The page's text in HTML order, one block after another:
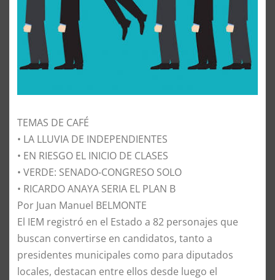
TEMAS DE CAFÉ
• LA LLUVIA DE INDEPENDIENTES
• EN RIESGO EL INICIO DE CLASES
• VERDE: SENADO-CONGRESO SOLO
• RICARDO ANAYA SERIA EL PLAN B
Por Juan Manuel BELMONTE
​El IEM registró en el Estado a 82 personajes que
buscan convertirse en candidatos, tanto a
presidentes municipales como para diputados
locales, destacan entre ellos desde luego el